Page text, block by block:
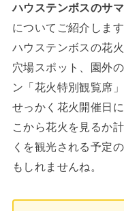
ハウステンボスのサ
についてご紹介します
ハウステンボスの花
穴場スポット、園外
ン「花火特別観覧席
せっかく花火開催日
こから花火を見るか
くを観光される予定
もしれませんね。